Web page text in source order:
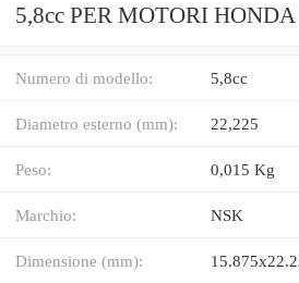
5,8cc PER MOTORI
Numero di modello: 5,8cc
Diametro esterno (mm): 22,225
Peso: 0,015 Kg
Marchio: NSK
Dimensione (mm):